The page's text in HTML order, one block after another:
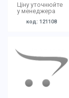
Ціну уточнюйте
у менеджера
код: 121108